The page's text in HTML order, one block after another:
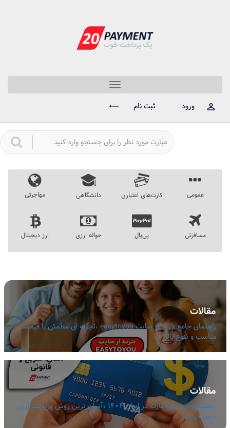
Toggle
navigation
ورود
ثبت نام
عمومی کارت‌های اعتباری دانشگاهی مهاجرتی
مسافرتی پی‌پال حواله ارزی ارز دیجیتال
مقالات
راهنمای جامع خرید از سایت easytoyou ،تجربه ای مطمئن با قیمت
مناسب و تنوع بالا
مقالات
راهنمای خرید ویزا کارت در ایران 1404 ،آسان ترین روش پرداخت ارزی
بدون دردسر